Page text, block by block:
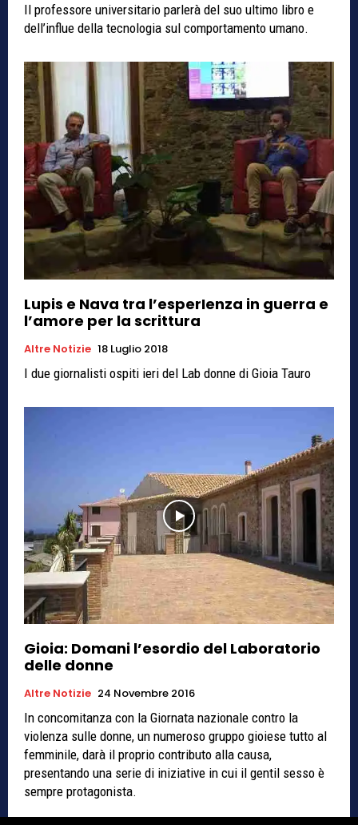
Il professore universitario parlerà del suo ultimo libro e
dell’influe della tecnologia sul comportamento umano.
Lupis e Nava tra l’esperIenza in guerra e
l’amore per la scrittura
Altre Notizie 18 Luglio 2018
I due giornalisti ospiti ieri del Lab donne di Gioia Tauro
Gioia: Domani l’esordio del Laboratorio
delle donne
Altre Notizie 24 Novembre 2016
In concomitanza con la Giornata nazionale contro la
violenza sulle donne, un numeroso gruppo gioiese tutto al
femminile, darà il proprio contributo alla causa,
presentando una serie di iniziative in cui il gentil sesso è
sempre protagonista.